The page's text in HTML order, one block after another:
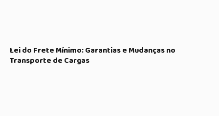
Lei do Frete Mínimo: Garantias e Mudanças no
Transporte de Cargas